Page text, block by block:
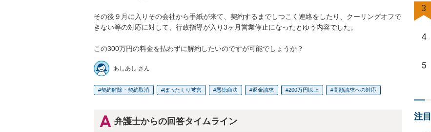
その後９月に入りその会社から手紙が来て、契約するまでしつこく連絡をしたり、クーリングオフで
きない等の対応に対して、行政指導が入り3ヶ月営業停止になったとゆう内容でした。
この300万円の料金を払わずに解約したいのですが可能でしょうか？
あしあし さん
契約解除・契約取消 ぼったくり被害 悪徳商法 返金請求 200万円以上 高額請求への対応
弁護士からの回答タイムライン
3
4
5
注